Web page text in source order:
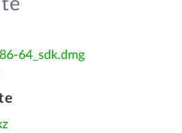
64_sdk.dmg